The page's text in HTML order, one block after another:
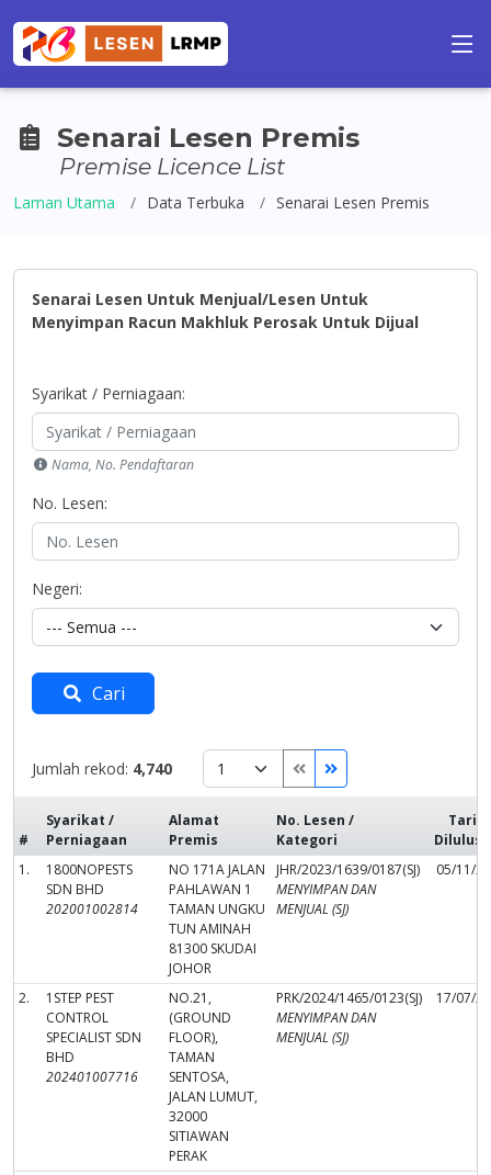
Senarai Lesen Premis
Premise Licence List
Laman Utama Data Terbuka Senarai Lesen Premis
Senarai Lesen Untuk Menjual/Lesen Untuk
Menyimpan Racun Makhluk Perosak Untuk Dijual
Syarikat / Perniagaan:
Nama, No. Pendaftaran
No. Lesen:
Negeri:
Cari
Jumlah rekod: 4,740
#
Syarikat /
Perniagaan
Alamat
Premis
No. Lesen /
Kategori
1.
1800NOPESTS
SDN BHD
202001002814
NO 171A JALAN
PAHLAWAN 1
TAMAN UNGKU
TUN AMINAH
81300 SKUDAI
JOHOR
JHR/2023/1639/0187(SJ)
MENYIMPAN DAN
MENJUAL (SJ)
05/11/
2.
1STEP PEST
CONTROL
SPECIALIST SDN
BHD
202401007716
NO.21,
(GROUND
FLOOR),
TAMAN
SENTOSA,
JALAN LUMUT,
32000
SITIAWAN
PERAK
PRK/2024/1465/0123(SJ)
MENYIMPAN DAN
MENJUAL (SJ)
17/07/